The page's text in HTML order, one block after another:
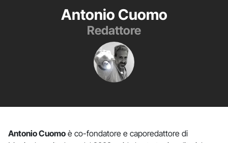
Antonio Cuomo
Redattore
Antonio Cuomo è co-fondatore e caporedattore di